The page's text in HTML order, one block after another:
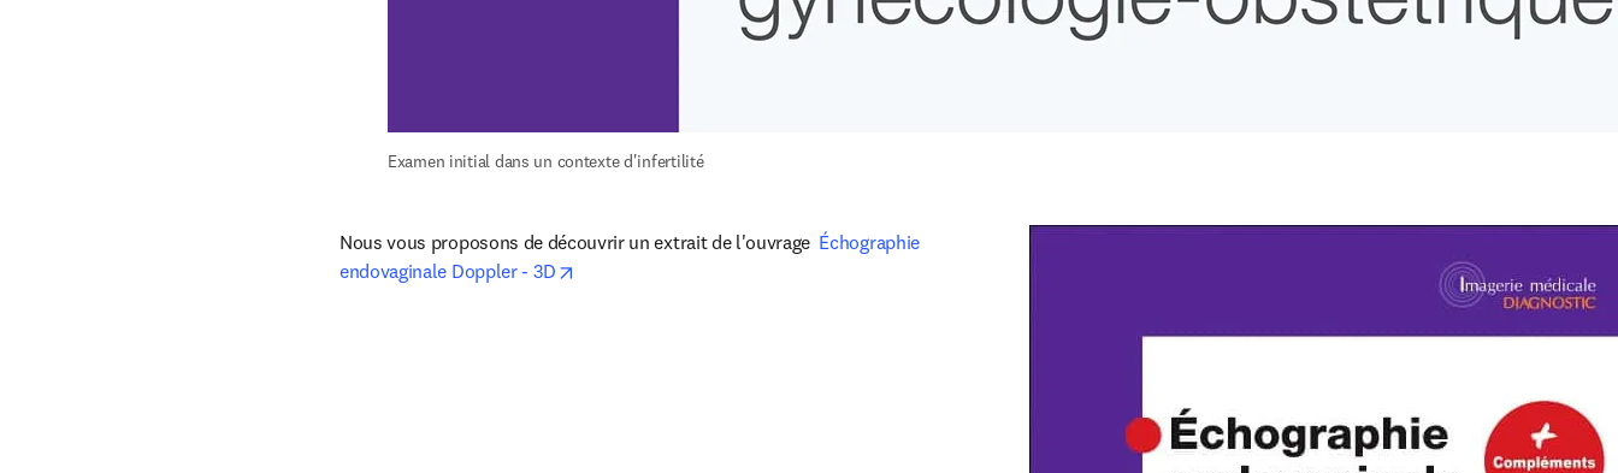
Examen initial dans un contexte d'infertilité
Nous vous proposons de découvrir un extrait de l'ouvrage Échographie
endovaginale Doppler - 3D